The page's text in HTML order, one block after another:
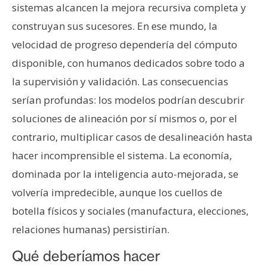
sistemas alcancen la mejora recursiva completa y
construyan sus sucesores. En ese mundo, la
velocidad de progreso dependería del cómputo
disponible, con humanos dedicados sobre todo a
la supervisión y validación. Las consecuencias
serían profundas: los modelos podrían descubrir
soluciones de alineación por sí mismos o, por el
contrario, multiplicar casos de desalineación hasta
hacer incomprensible el sistema. La economía,
dominada por la inteligencia auto-mejorada, se
volvería impredecible, aunque los cuellos de
botella físicos y sociales (manufactura, elecciones,
relaciones humanas) persistirían.
Qué deberíamos hacer